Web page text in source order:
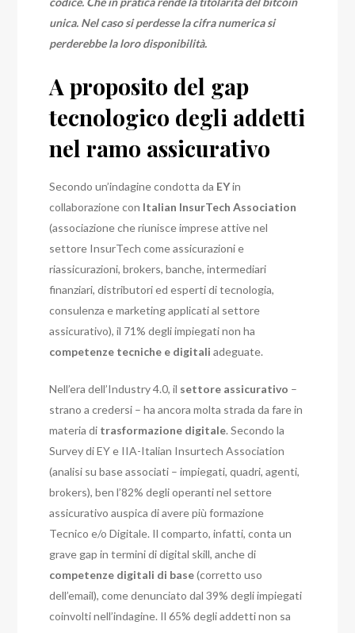
unica. Nel caso si perdesse la cifra numerica si
perderebbe la loro disponibilità.
A proposito del gap
tecnologico degli addetti
nel ramo assicurativo
Secondo un’indagine condotta da EYin
collaborazione con Italian InsurTech Association
(associazione che riunisce imprese attive nel
settore InsurTech come assicurazioni e
riassicurazioni, brokers, banche, intermediari
finanziari, distributori ed esperti di tecnologia,
consulenza e marketing applicati al settore
assicurativo), il 71% degli impiegati non ha
competenze tecniche e digitaliadeguate.
Nell’era dell’Industry 4.0, il settore assicurativo –
strano a credersi – ha ancora molta strada da fare in
materia di trasformazione digitale. Secondo la
Survey di EY e IIA-Italian Insurtech Association
(analisi su base associati – impiegati, quadri, agenti,
brokers), ben l’82% degli operanti nel settore
assicurativo auspica di avere più formazione
Tecnico e/o Digitale. Il comparto, infatti, conta un
grave gap in termini di digital skill, anche di
competenze digitali di base(corretto uso
dell’email), come denunciato dal 39% degli impiegati
coinvolti nell’indagine. Il 65% degli addetti non sa